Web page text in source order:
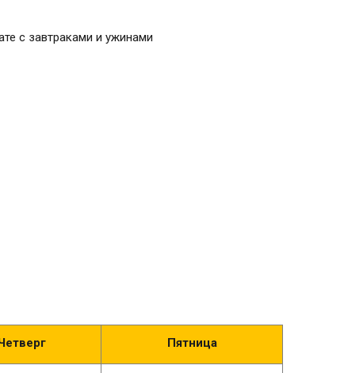
с завтраками и ужинами
Пятница